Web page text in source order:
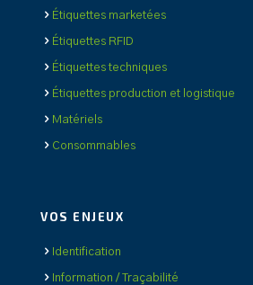
Étiquettes marketées
Étiquettes RFID
Étiquettes techniques
Étiquettes production et logistique
Matériels
Consommables
VOS ENJEUX
Identification
Information / Traçabilité